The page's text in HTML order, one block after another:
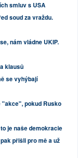
smluv s USA
soud za vraždu.
nám vládne UKIP.
klausů
se vyhýbají
"akce", pokud Rusko
je naše demokracie
přišli pro mě a už